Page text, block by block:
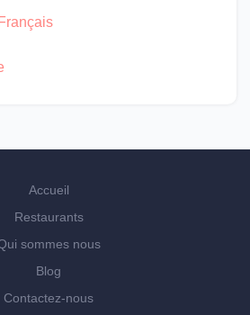
Accueil
Restaurants
sommes nous
Blog
Contactez-nous